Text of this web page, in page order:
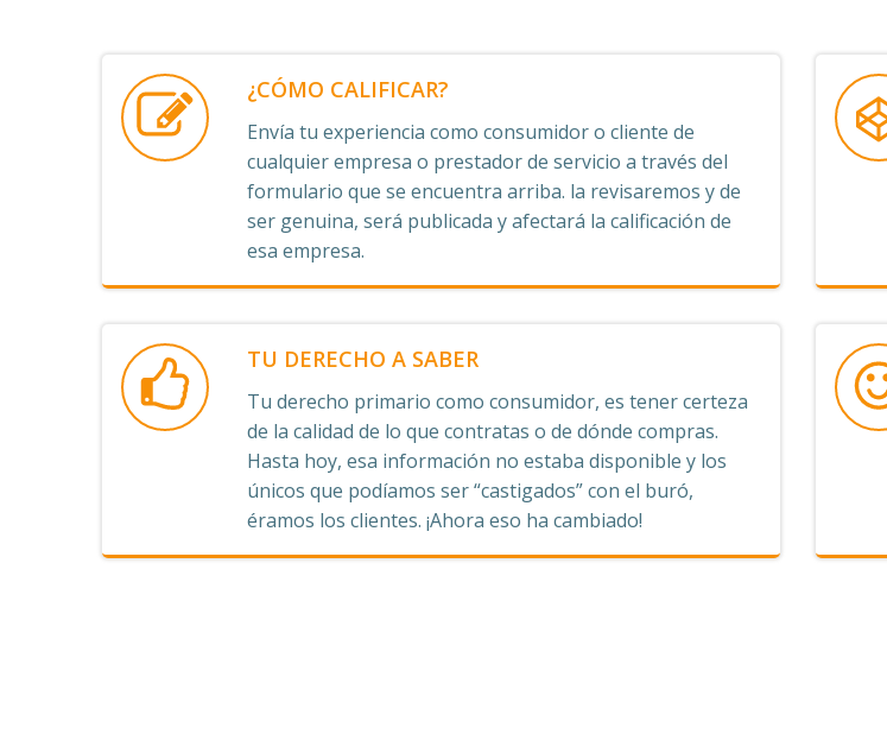
¿CÓMO CALIFICAR?
Envía tu experiencia como consumidor o cliente de
cualquier empresa o prestador de servicio a través del
formulario que se encuentra arriba. la revisaremos y de
ser genuina, será publicada y afectará la calificación de
esa empresa.
TU DERECHO A SABER
Tu derecho primario como consumidor, es tener certeza
de la calidad de lo que contratas o de dónde compras.
Hasta hoy, esa información no estaba disponible y los
únicos que podíamos ser “castigados” con el buró,
éramos los clientes. ¡Ahora eso ha cambiado!